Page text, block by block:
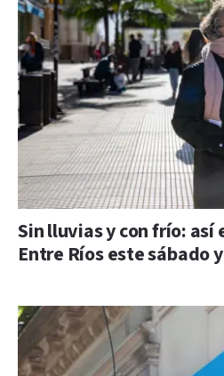
Sin lluvias y con frío:
Entre Ríos este sábado